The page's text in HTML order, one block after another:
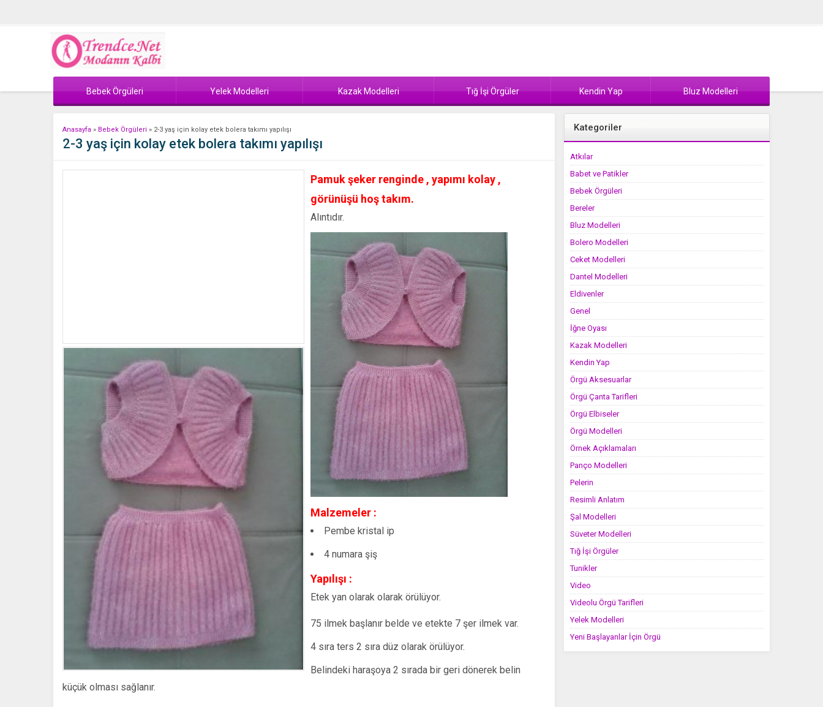
Bebek Örgüleri Yelek Modelleri Kazak Modelleri Tığ İşi Örgüler Kendin Yap Bluz Modelleri
Anasayfa » Bebek Örgüleri » 2-3 yaş için kolay etek bolera takımı yapılışı
2-3 yaş için kolay etek bolera takımı yapılışı
Pamuk şeker renginde , yapımı kolay ,
görünüşü hoş takım.
Alıntıdır.
Malzemeler :
Pembe kristal ip
4 numara şiş
Yapılışı :
Etek yan olarak olarak örülüyor.
75 ilmek başlanır belde ve etekte 7 şer ilmek var.
4 sıra ters 2 sıra düz olarak örülüyor.
Belindeki haraşoya 2 sırada bir geri dönerek belin
küçük olması sağlanır.
Kategoriler
Atkılar
Babet ve Patikler
Bebek Örgüleri
Bereler
Bluz Modelleri
Bolero Modelleri
Ceket Modelleri
Dantel Modelleri
Eldivenler
Genel
İğne Oyası
Kazak Modelleri
Kendin Yap
Örgü Aksesuarlar
Örgü Çanta Tarifleri
Örgü Elbiseler
Örgü Modelleri
Örnek Açıklamaları
Panço Modelleri
Pelerin
Resimli Anlatım
Şal Modelleri
Süveter Modelleri
Tığ İşi Örgüler
Tunikler
Video
Videolu Örgü Tarifleri
Yelek Modelleri
Yeni Başlayanlar İçin Örgü